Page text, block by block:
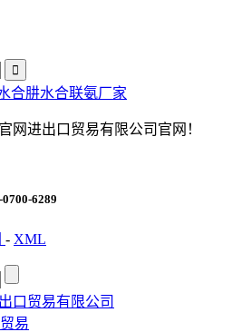
合肼水合联氨厂家
网进出口贸易有限公司官网！
6289
- XML
易